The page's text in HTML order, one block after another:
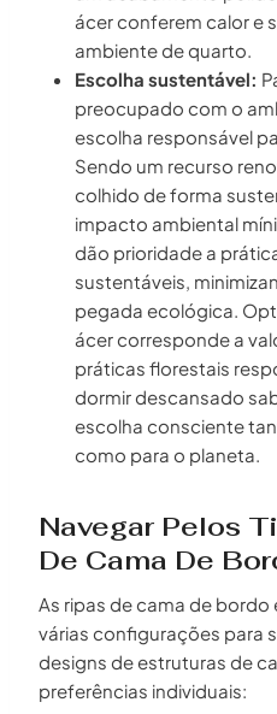
ácer conferem calor e
ambiente de quarto.
Escolha sustentável:
preocupado com o
escolha responsável
Sendo um recurso
colhido de forma
impacto ambiental
dão prioridade a
sustentáveis,
pegada ecológica.
ácer corresponde a
práticas florestais
dormir descansado
escolha consciente
como para o planeta.
Navegar Pelos
De Cama De
As ripas de cama de
várias configurações para
designs de estruturas de
preferências individuais: